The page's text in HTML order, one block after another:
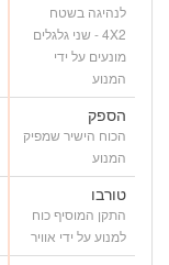
לנהיגה בשטח
4X2 - שני גלגלים
מונעים על ידי
המנוע
הספק
הכוח הישיר שמפיק
המנוע
טורבו
התקן המוסיף כוח
למנוע על ידי אוויר